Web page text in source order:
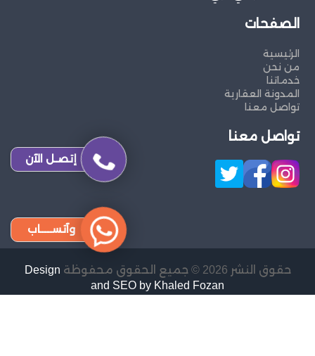
الصفحات
الرئيسية
من نحن
خدماتنا
المدونة العقارية
تواصل معنا
تواصل معنا
حقوق النشر 2026 © جميع الحقوق محفوظة
Design
and SEO by Khaled Fozan
إتصـل الآن
وآتســــاب